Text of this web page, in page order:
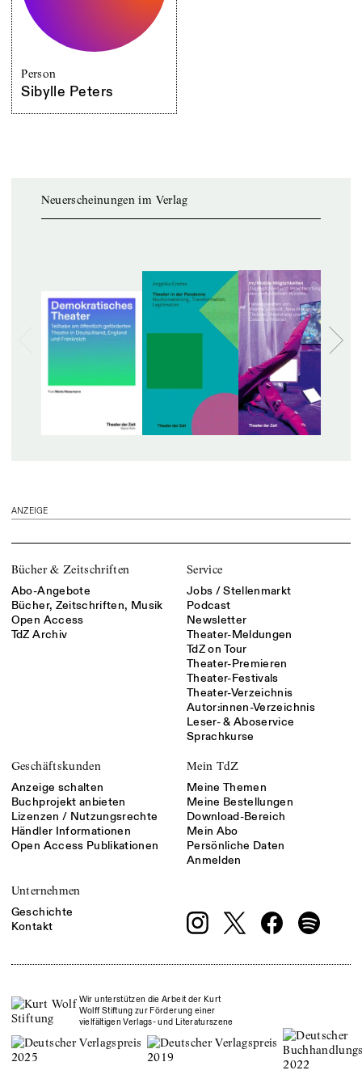
Person
Sibylle Peters
Neuerscheinungen im Verlag
ANZEIGE
Bücher & Zeitschriften
Abo-Angebote
Bücher, Zeitschriften, Musik
Open Access
TdZ Archiv
Service
Jobs / Stellenmarkt
Podcast
Newsletter
Theater-Meldungen
TdZ on Tour
Theater-Premieren
Theater-Festivals
Theater-Verzeichnis
Autor:innen-Verzeichnis
Leser- & Aboservice
Sprachkurse
Geschäftskunden
Anzeige schalten
Buchprojekt anbieten
Lizenzen / Nutzungsrechte
Händler Informationen
Open Access Publikationen
Mein TdZ
Meine Themen
Meine Bestellungen
Download-Bereich
Mein Abo
Persönliche Daten
Anmelden
Unternehmen
Geschichte
Kontakt
Wir unterstützen die Arbeit der Kurt
Wolff Stiftung zur Förderung einer
vielfältigen Verlags- und Literaturszene